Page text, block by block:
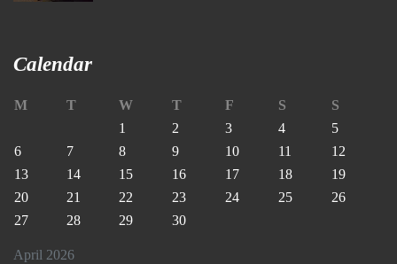
Calendar
April 2026
M T W T F S
S
1
2 3 4
5
6
7 8 9 10 11
12
13
14 15 16 17 18
19
20
21 22 23 24 25
26
27
28 29 30